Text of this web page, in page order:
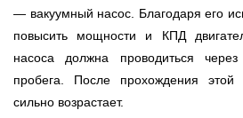
— вакуумный насос. Благодаря его
повысить мощности и КПД
насоса должна проводиться
пробега. После прохождения этой
сильно возрастает.